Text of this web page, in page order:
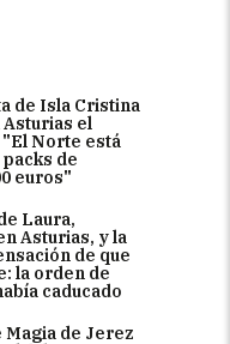
de Isla Cristina
Asturias el
Norte está
de
euros"
Laura,
Asturias, y la
de que
la orden de
caducado
Magia de Jerez